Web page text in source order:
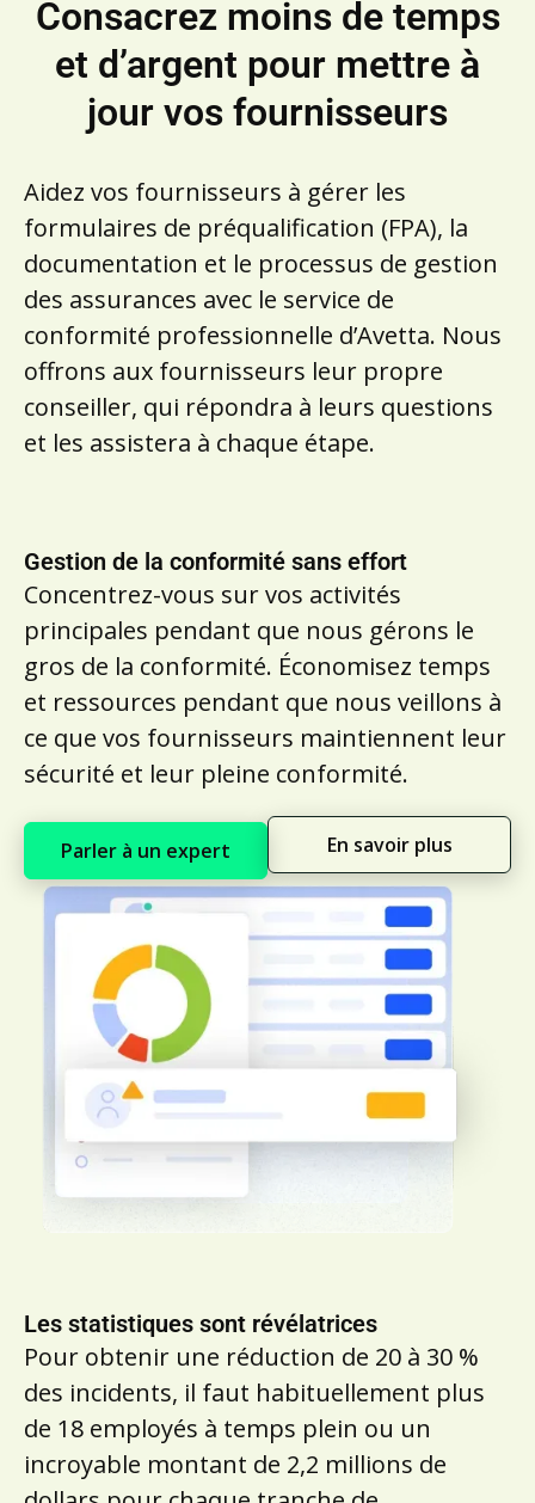
Consacrez moins de temps
et d’argent pour mettre à
jour vos fournisseurs
Aidez vos fournisseurs à gérer les
formulaires de préqualification (FPA), la
documentation et le processus de gestion
des assurances avec le service de
conformité professionnelle d’Avetta. Nous
offrons aux fournisseurs leur propre
conseiller, qui répondra à leurs questions
et les assistera à chaque étape.
Gestion de la conformité sans effort
Concentrez-vous sur vos activités
principales pendant que nous gérons le
gros de la conformité. Économisez temps
et ressources pendant que nous veillons à
ce que vos fournisseurs maintiennent leur
sécurité et leur pleine conformité.
Parler à un expert En savoir plus
Les statistiques sont révélatrices
Pour obtenir une réduction de 20 à 30 %
des incidents, il faut habituellement plus
de 18 employés à temps plein ou un
incroyable montant de 2,2 millions de